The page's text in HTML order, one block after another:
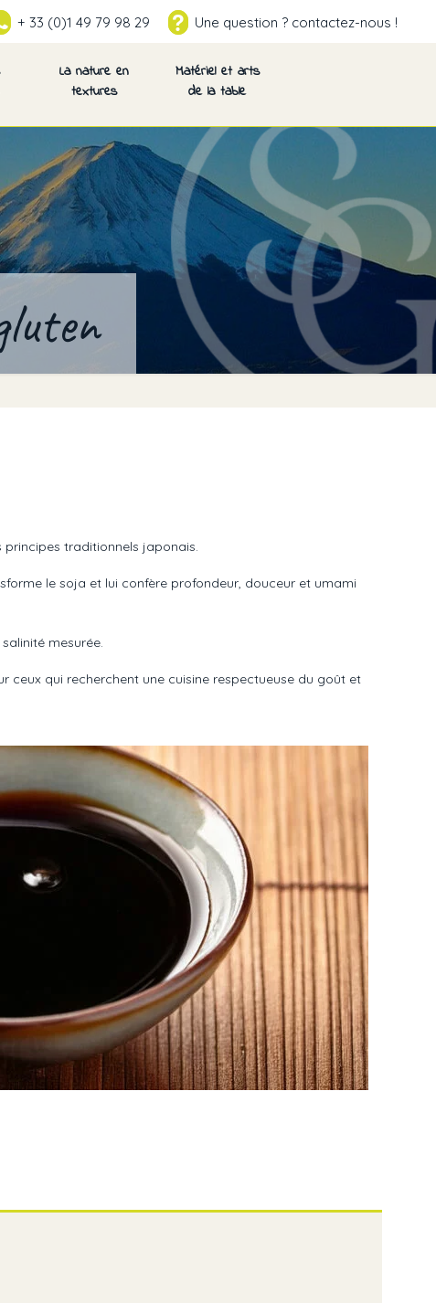
+ 33 (0)1 49 79 98 29 Une question ? contactez-nous !
La nature en
textures
Matériel et arts
de la table
traditionnels japonais.
le soja et lui confère profondeur, douceur et umami
mesurée.
ceux qui recherchent une cuisine respectueuse du goût et